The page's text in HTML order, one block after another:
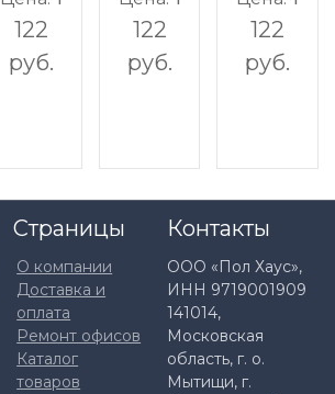
122
руб.
122
руб.
122
руб.
Контакты
ООО «Пол Хаус»,
ИНН 9719001909
141014,
Московская
область, г. о.
Мытищи, г.
Страницы
О компании
Доставка и
оплата
Ремонт офисов
Каталог
товаров